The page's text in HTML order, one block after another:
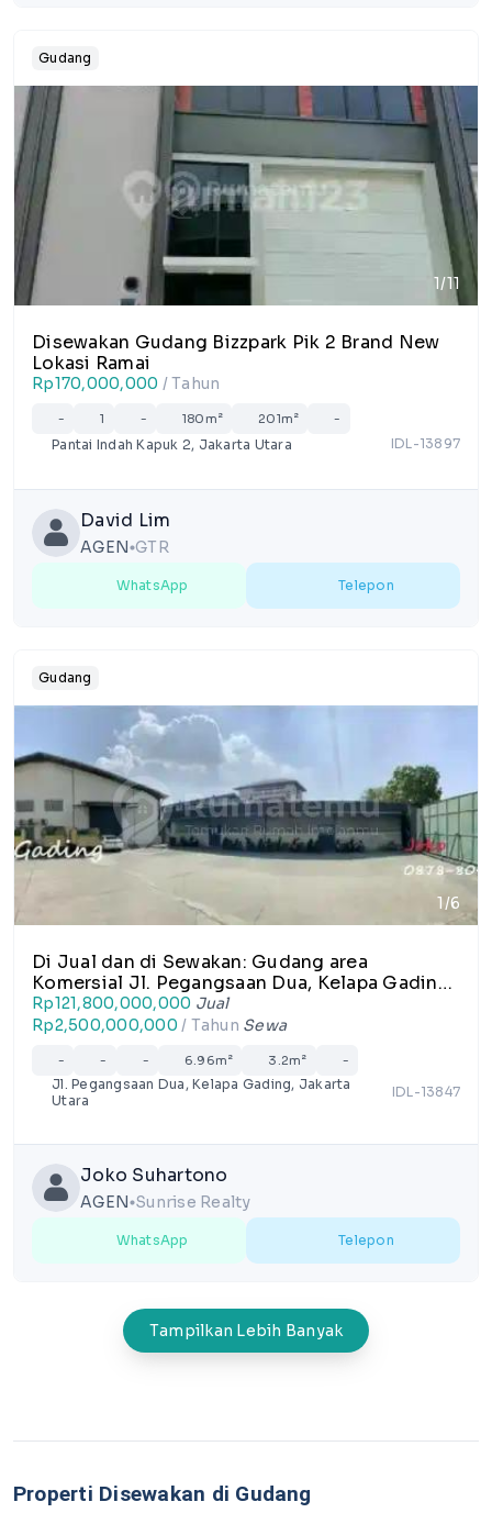
Gudang
1/11
Disewakan Gudang Bizzpark Pik 2 Brand New
Lokasi Ramai
Rp170,000,000 / Tahun
- 1 - 180m² 201m² -
Pantai Indah Kapuk 2, Jakarta Utara IDL-13897
David Lim
AGEN lensGTR
WhatsApp Telepon
Gudang
1/6
Di Jual dan di Sewakan: Gudang area
Komersial Jl. Pegangsaan Dua, Kelapa Gading,
Jakarta Utara
Rp121,800,000,000 Jual
Rp2,500,000,000 / Tahun Sewa
- - - 6.96m² 3.2m² -
Jl. Pegangsaan Dua, Kelapa Gading, Jakarta
Utara
IDL-13847
Joko Suhartono
AGEN lens Sunrise Realty
WhatsApp Telepon
Tampilkan Lebih Banyak
Properti Disewakan di Gudang